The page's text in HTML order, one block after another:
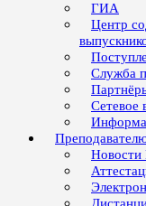
ГИА
Центр
Служба
Сетевое
Новости